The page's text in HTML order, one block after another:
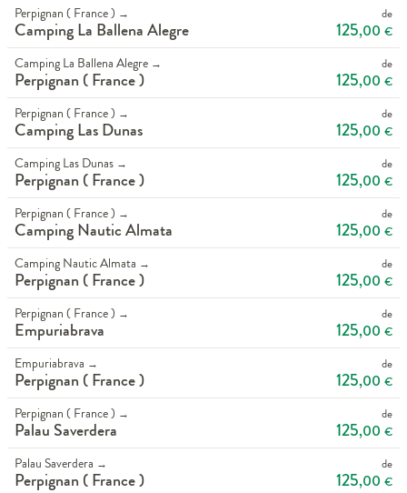
Perpignan ( France ) →
Camping La Ballena Alegre
de
125,00 €
Camping La Ballena Alegre →
Perpignan ( France )
de
125,00 €
Perpignan ( France ) →
Camping Las Dunas
de
125,00 €
Camping Las Dunas →
Perpignan ( France )
de
125,00 €
Perpignan ( France ) →
Camping Nautic Almata
de
125,00 €
Camping Nautic Almata →
Perpignan ( France )
de
125,00 €
Perpignan ( France ) →
Empuriabrava
de
125,00 €
Empuriabrava →
Perpignan ( France )
de
125,00 €
Perpignan ( France ) →
Palau Saverdera
de
125,00 €
Palau Saverdera →
Perpignan ( France )
de
125,00 €